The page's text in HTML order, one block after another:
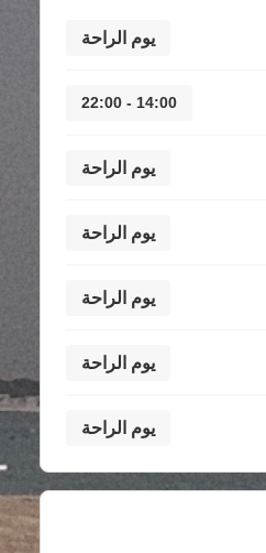
يوم الراحة
14:00 - 22:00
يوم الراحة
يوم الراحة
يوم الراحة
يوم الراحة
يوم الراحة